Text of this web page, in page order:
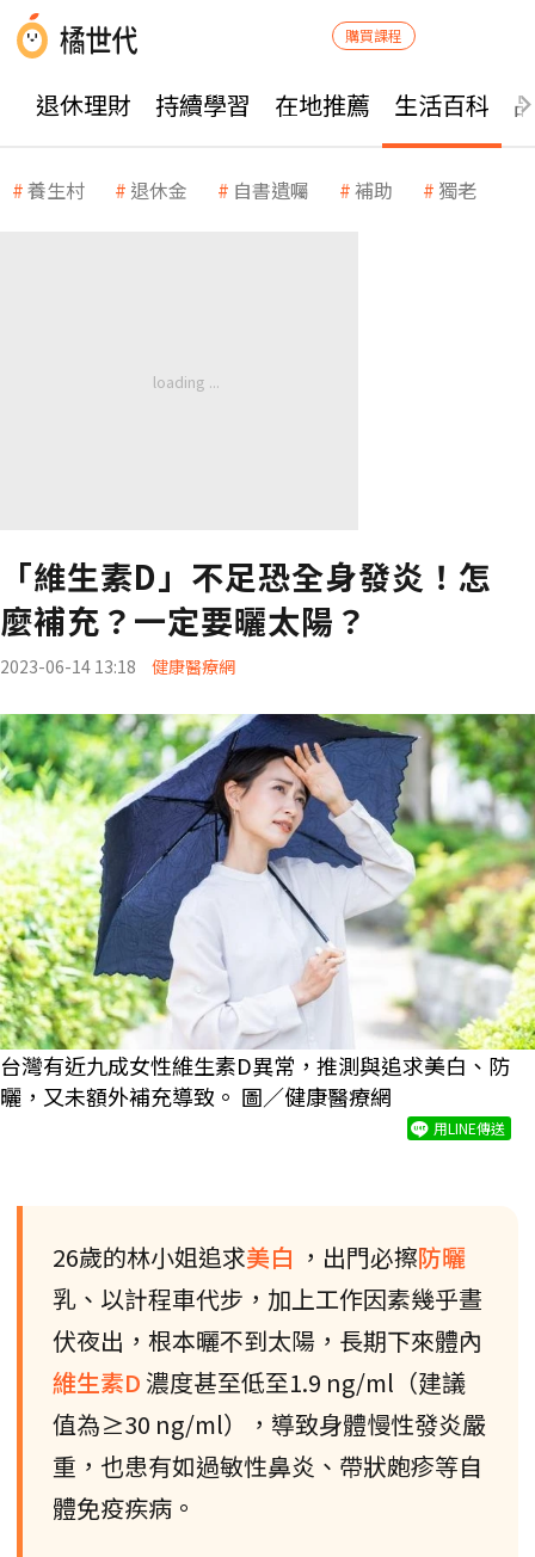
購買課程
退休理財 持續學習 在地推薦 生活百科
養生村 退休金 自書遺囑 補助 獨老
「維生素D」不足恐全身發炎！怎
麼補充？一定要曬太陽？
2023-06-14 13:18 健康醫療網
台灣有近九成女性維生素D異常，推測與追求美白、防
曬，又未額外補充導致。 圖／健康醫療網
用LINE傳送
26歲的林小姐追求美白 ，出門必擦防曬
乳、以計程車代步，加上工作因素幾乎晝
伏夜出，根本曬不到太陽，長期下來體內
維生素D 濃度甚至低至1.9 ng/ml（建議
值為≥30 ng/ml），導致身體慢性發炎嚴
重，也患有如過敏性鼻炎、帶狀皰疹等自
體免疫疾病。